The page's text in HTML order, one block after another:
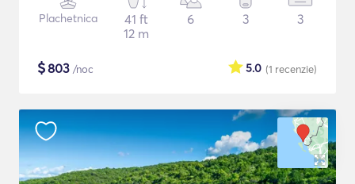
Plachetnica
41 ft
12 m
6 3 3
$803 /noc (1 recenzie)
5.0